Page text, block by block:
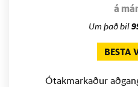
á
Um það bil
BESTA
Ótakmarkaður